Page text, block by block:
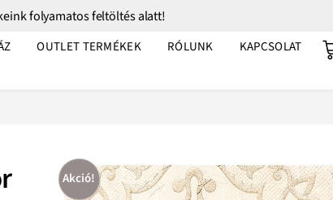
folyamatos feltöltés alatt!
OUTLET TERMÉKEK RÓLUNK KAPCSOLAT
Akció!